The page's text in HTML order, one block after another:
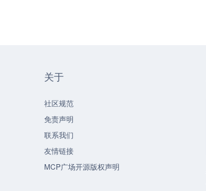
关于
社区规范
免责声明
联系我们
友情链接
MCP广场开源版权声明